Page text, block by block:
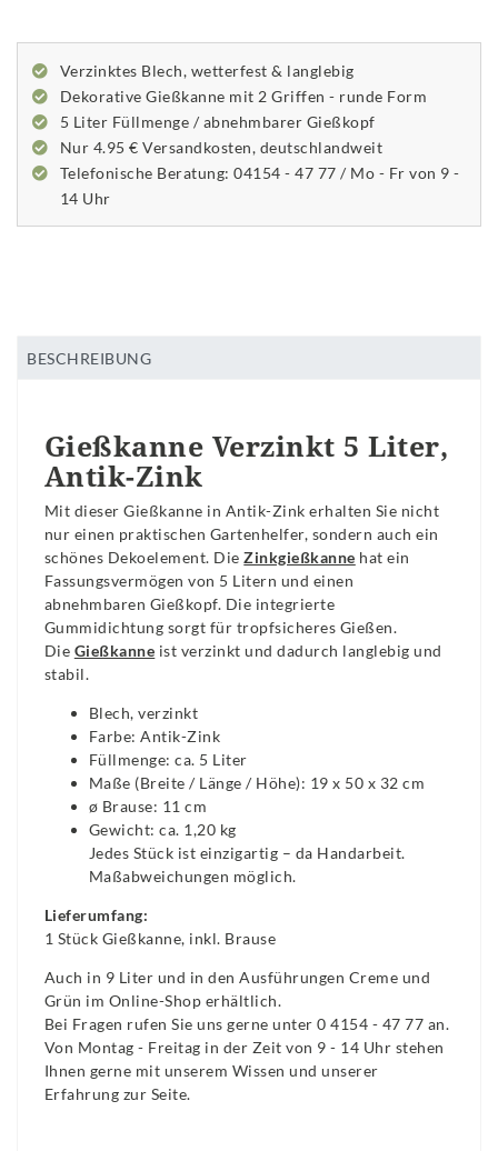
Verzinktes Blech, wetterfest & langlebig
Dekorative Gießkanne mit 2 Griffen - runde Form
5 Liter Füllmenge / abnehmbarer Gießkopf
Nur 4.95 € Versandkosten, deutschlandweit
Telefonische Beratung: 04154 - 47 77 / Mo - Fr von 9 -
14 Uhr
BESCHREIBUNG
Gießkanne Verzinkt 5 Liter,
Antik-Zink
Mit dieser Gießkanne in Antik-Zink erhalten Sie nicht
nur einen praktischen Gartenhelfer, sondern auch ein
schönes Dekoelement. DieZinkgießkanne hat ein
Fassungsvermögen von 5 Litern und einen
abnehmbaren Gießkopf. Die integrierte
Gummidichtung sorgt für tropfsicheres Gießen.
Die Gießkanne ist verzinkt und dadurch langlebig und
stabil.
Blech, verzinkt
Farbe: Antik-Zink
Füllmenge: ca. 5 Liter
Maße (Breite / Länge / Höhe): 19 x 50 x 32 cm
ø Brause: 11 cm
Gewicht: ca. 1,20 kg
Jedes Stück ist einzigartig – da Handarbeit.
Maßabweichungen möglich.
Lieferumfang:
1 Stück Gießkanne, inkl. Brause
Auch in 9 Liter und in den Ausführungen Creme und
Grün im Online-Shop erhältlich.
Bei Fragen rufen Sie uns gerne unter 0 4154 - 47 77 an.
Von Montag - Freitag in der Zeit von 9 - 14 Uhr stehen
Ihnen gerne mit unserem Wissen und unserer
Erfahrung zur Seite.